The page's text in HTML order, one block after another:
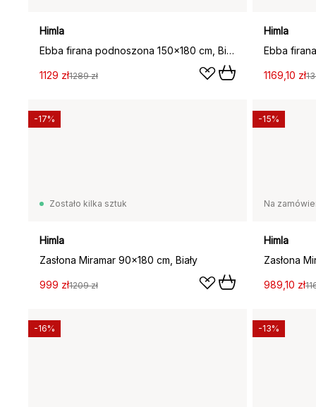
Himla
Ebba firana podnoszona 150x180 cm, Biały
1129 zł1289 zł
Himla
1169,10 zł
Zostało kilka sztuk
Himla
Zasłona Miramar 90x180 cm, Biały
999 zł1209 zł
-17%
Na
Himla
Zasłona
989,10 zł
-15%
-16% -13%